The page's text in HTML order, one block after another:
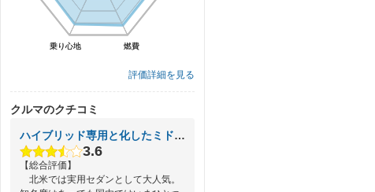
燃費
乗り心地 燃費
乗り心地
評価詳細を見る
クルマのクチコミ
ハイブリッド専用と化したミドルクラスＦＦセダン
3.6
【総合評価】
北米では実用セダンとして大人気。